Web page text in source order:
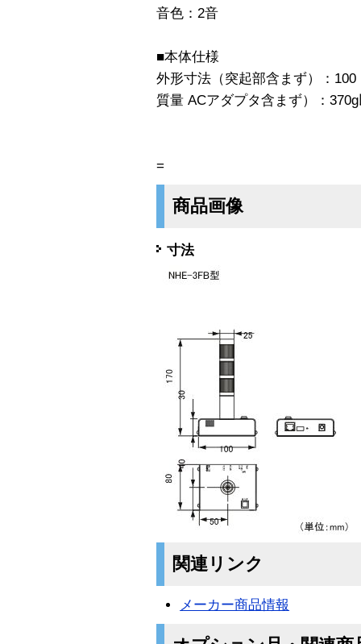
音色：2音
■本体仕様
外形寸法（突起部含まず）：
質量 ACアダプタ含まず）：
=
商品画像
寸法
関連リンク
メーカー商品情報